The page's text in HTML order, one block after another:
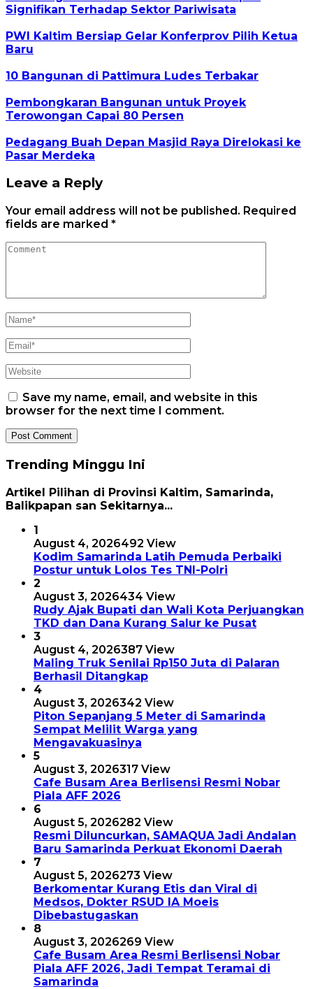
Signifikan Terhadap Sektor Pariwisata
PWI Kaltim Bersiap Gelar Konferprov Pilih Ketua
Baru
10 Bangunan di Pattimura Ludes Terbakar
Pembongkaran Bangunan untuk Proyek
Terowongan Capai 80 Persen
Pedagang Buah Depan Masjid Raya Direlokasi ke
Pasar Merdeka
Leave a Reply
Your email address will not be published. Required
fields are marked *
Save my name, email, and website in this
browser for the next time I comment.
Trending Minggu Ini
Artikel Pilihan di Provinsi Kaltim, Samarinda,
Balikpapan san Sekitarnya...
1
August 4, 2026492 View
Kodim Samarinda Latih Pemuda Perbaiki
Postur untuk Lolos Tes TNI-Polri
2
August 3, 2026434 View
Rudy Ajak Bupati dan Wali Kota Perjuangkan
TKD dan Dana Kurang Salur ke Pusat
3
August 4, 2026387 View
Maling Truk Senilai Rp150 Juta di Palaran
Berhasil Ditangkap
4
August 3, 2026342 View
Piton Sepanjang 5 Meter di Samarinda
Sempat Melilit Warga yang
Mengavakuasinya
5
August 3, 2026317 View
Cafe Busam Area Berlisensi Resmi Nobar
Piala AFF 2026
6
August 5, 2026282 View
Resmi Diluncurkan, SAMAQUA Jadi Andalan
Baru Samarinda Perkuat Ekonomi Daerah
7
August 5, 2026273 View
Berkomentar Kurang Etis dan Viral di
Medsos, Dokter RSUD IA Moeis
Dibebastugaskan
8
August 3, 2026269 View
Cafe Busam Area Resmi Berlisensi Nobar
Piala AFF 2026, Jadi Tempat Teramai di
Samarinda